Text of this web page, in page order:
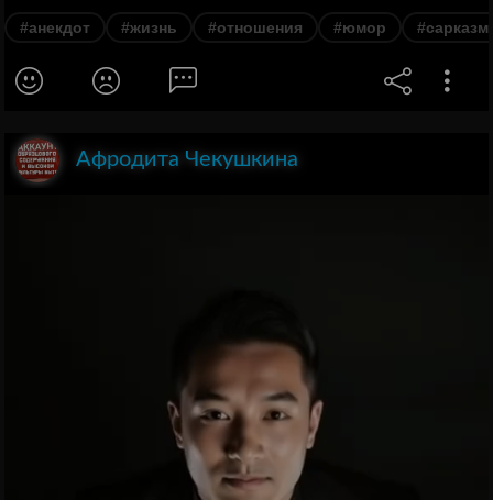
#анекдот #жизнь #отношения #юмор #сарказм
Афродита Чекушкина